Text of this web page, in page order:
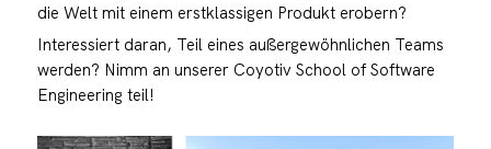
die Welt mit einem erstklassigen Produkt erobern?
Interessiert daran, Teil eines außergewöhnlichen Teams
werden? Nimm an unserer Coyotiv School of Software
Engineering teil!